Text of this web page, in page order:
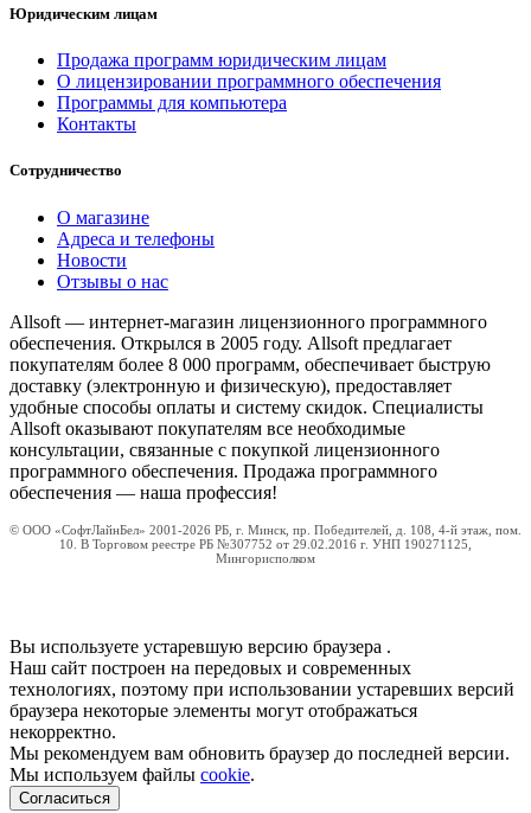
Юридическим лицам
Продажа программ юридическим лицам
О лицензировании программного обеспечения
Программы для компьютера
Контакты
Сотрудничество
О магазине
Адреса и телефоны
Новости
Отзывы о нас
Allsoft — интернет-магазин лицензионного программного
обеспечения. Открылся в 2005 году. Allsoft предлагает
покупателям более 8 000 программ, обеспечивает быструю
доставку (электронную и физическую), предоставляет
удобные способы оплаты и систему скидок. Специалисты
Allsoft оказывают покупателям все необходимые
консультации, связанные с покупкой лицензионного
программного обеспечения. Продажа программного
обеспечения — наша профессия!
© ООО «СофтЛайнБел» 2001-2026 РБ, г. Минск, пр. Победителей, д. 108, 4-й этаж, пом.
10. В Торговом реестре РБ №307752 от 29.02.2016 г. УНП 190271125,
Мингорисполком
Вы используете устаревшую версию браузера .
Наш сайт построен на передовых и современных
технологиях, поэтому при использовании устаревших версий
браузера некоторые элементы могут отображаться
некорректно.
Мы рекомендуем вам обновить браузер до последней версии.
Мы используем файлы cookie.
Согласиться